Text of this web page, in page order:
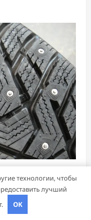
Ваш
Дорогах
технологии, чтобы
лучший
OK